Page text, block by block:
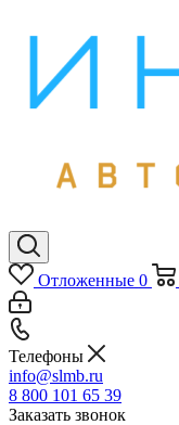
Отложенные 0
Телефоны
info@slmb.ru
8 800 101 65 39
Заказать звонок